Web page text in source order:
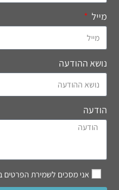
מייל
נושא ההודעה
הודעה
אני מסכים לשמירת הפרטים